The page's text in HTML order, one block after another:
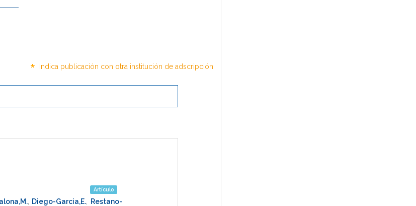
* Indica publicación con otra institución de adscripción
Artículo
, Diego-Garcia,E.
Restano-